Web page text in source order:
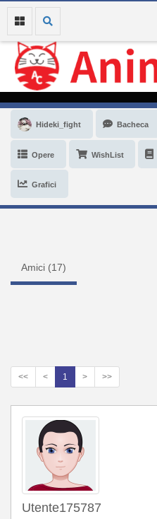
Hideki_fight Bacheca
Opere WishList
Grafici
Amici (17)
<< < 1 > >>
Utente175787